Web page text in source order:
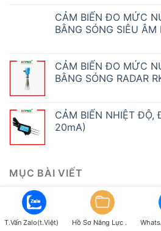
CẢM BIẾN ĐO MỨC
BẰNG SÓNG SIÊU ÂM
CẢM BIẾN ĐO MỨC
BẰNG SÓNG RADAR
CẢM BIẾN NHIỆT
20mA)
MỤC BÀI VIẾT
BẢNG LED THEO DÕI NĂNG
T.Vấn Zalo(t.Việt) Hồ Sơ Năng Lực .